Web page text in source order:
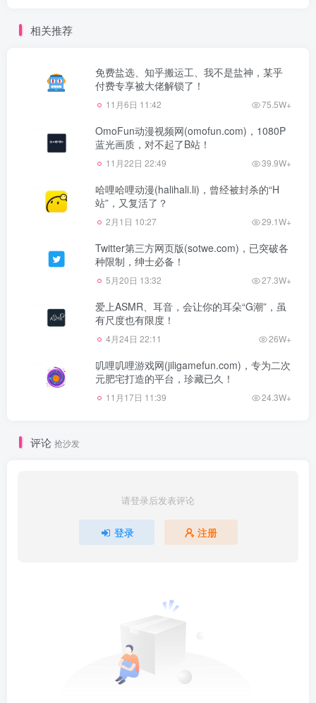
相关推荐
免费盐选、知乎搬运工、我不是盐神，某乎
付费专享被大佬解锁了！
11月6日 11:42 75.5W+
OmoFun动漫视频网(omofun.com)，1080P
蓝光画质，对不起了B站！
11月22日 22:49 39.9W+
哈哩哈哩动漫(halihali.li)，曾经被封杀的“H
站”，又复活了？
2月1日 10:27 29.1W+
Twitter第三方网页版(sotwe.com)，已突破各
种限制，绅士必备！
5月20日 13:32 27.3W+
爱上ASMR、耳音，会让你的耳朵“G潮”，虽
有尺度也有限度！
4月24日 22:11 26W+
叽哩叽哩游戏网(jiligamefun.com)，专为二次
元肥宅打造的平台，珍藏已久！
11月17日 11:39 24.3W+
评论 抢沙发
请登录后发表评论
登录 注册